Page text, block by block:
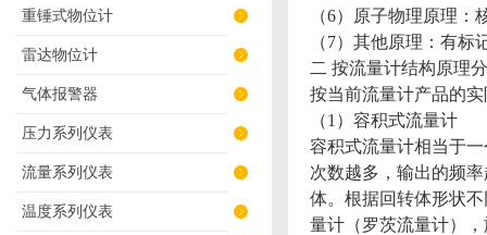
重锤式物位计
雷达物位计
气体报警器
压力系列仪表
流量系列仪表
温度系列仪表
（6）原子物理原理
（7）其他原理：有
二 按流量计结构原理
按当前流量计产品的
（1）容积式流量计
容积式流量计相当于
次数越多，输出的频
体。根据回转体形状
量计（罗茨流量计）